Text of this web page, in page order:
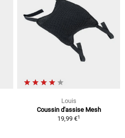
Louis
Coussin d'assise Mesh
19,99 €1